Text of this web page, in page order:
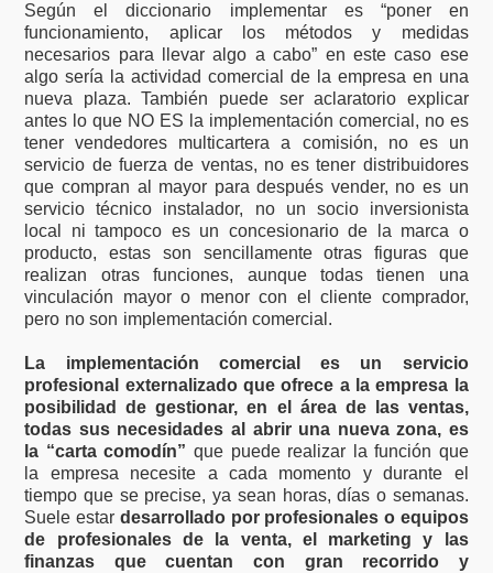
Según el diccionario implementar es “poner en
funcionamiento, aplicar los métodos y medidas
necesarios para llevar algo a cabo” en este caso ese
algo sería la actividad comercial de la empresa en una
nueva plaza. También puede ser aclaratorio explicar
antes lo que NO ES la implementación comercial, no es
tener vendedores multicartera a comisión, no es un
servicio de fuerza de ventas, no es tener distribuidores
que compran al mayor para después vender, no es un
servicio técnico instalador, no un socio inversionista
local ni tampoco es un concesionario de la marca o
producto, estas son sencillamente otras figuras que
realizan otras funciones, aunque todas tienen una
vinculación mayor o menor con el cliente comprador,
pero no son implementación comercial.
La implementación comercial es un servicio
profesional externalizado que ofrece a la empresa la
posibilidad de gestionar, en el área de las ventas,
todas sus necesidades al abrir una nueva zona, es
la “carta comodín” que puede realizar la función que
la empresa necesite a cada momento y durante el
tiempo que se precise, ya sean horas, días o semanas.
Suele estar desarrollado por profesionales o equipos
de profesionales de la venta, el marketing y las
finanzas que cuentan con gran recorrido y